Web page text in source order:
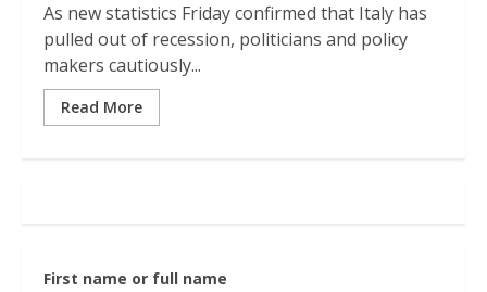
As new statistics Friday confirmed that Italy has
pulled out of recession, politicians and policy
makers cautiously...
Read More
First name or full name